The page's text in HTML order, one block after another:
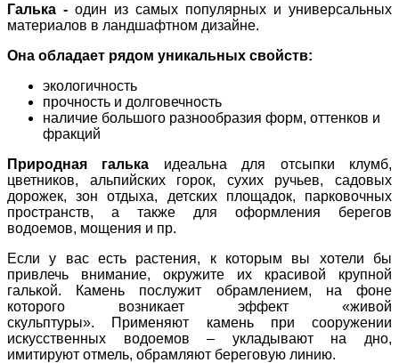
Галька - один из самых популярных и универсальных
материалов в ландшафтном дизайне.
Она обладает рядом уникальных свойств:
экологичность
прочность и долговечность
наличие большого разнообразия форм, оттенков и
фракций
Природная галька идеальна для отсыпки клумб,
цветников, альпийских горок, сухих ручьев, садовых
дорожек, зон отдыха, детских площадок, парковочных
пространств, а также для оформления берегов
водоемов, мощения и пр.
Если у вас есть растения, к которым вы хотели бы
привлечь внимание, окружите их красивой крупной
галькой. Камень послужит обрамлением, на фоне
которого возникает эффект «живой
скульптуры». Применяют камень при сооружении
искусственных водоемов – укладывают на дно,
имитируют отмель, обрамляют береговую линию.